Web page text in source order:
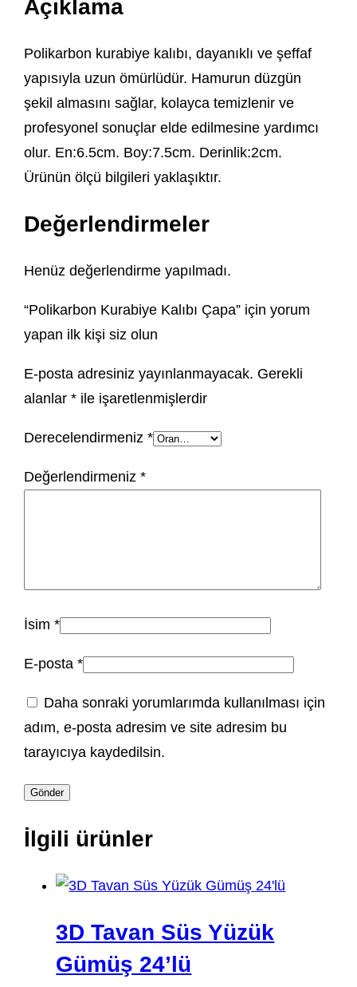
Açıklama
Polikarbon kurabiye kalıbı, dayanıklı ve şeffaf
yapısıyla uzun ömürlüdür. Hamurun düzgün
şekil almasını sağlar, kolayca temizlenir ve
profesyonel sonuçlar elde edilmesine yardımcı
olur. En:6.5cm. Boy:7.5cm. Derinlik:2cm.
Ürünün ölçü bilgileri yaklaşıktır.
Değerlendirmeler
Henüz değerlendirme yapılmadı.
“Polikarbon Kurabiye Kalıbı Çapa” için yorum
yapan ilk kişi siz olun
E-posta adresiniz yayınlanmayacak. Gerekli
alanlar* ile işaretlenmişlerdir
Derecelendirmeniz*
Değerlendirmeniz*
İsim*
E-posta*
Daha sonraki yorumlarımda kullanılması için
adım, e-posta adresim ve site adresim bu
tarayıcıya kaydedilsin.
İlgili ürünler
3D Tavan Süs Yüzük
Gümüş 24’lü